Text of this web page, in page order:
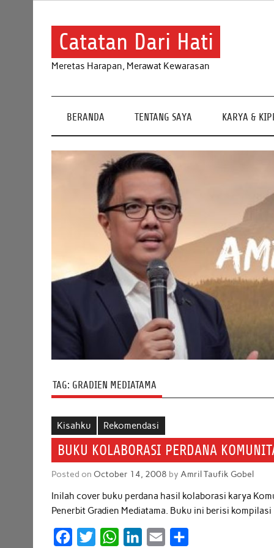
Catatan Dari Hati
Meretas Harapan, Merawat Kewarasan
BERANDA TENTANG SAYA KARYA &
TAG: GRADIEN MEDIATAMA
Kisahku Rekomendasi
BUKU KOLABORASI PERDANA
Posted on October 14, 2008 by Amril Taufik Gobel
Inilah cover buku perdana hasil kolaborasi karya
Penerbit Gradien Mediatama. Buku ini berisi
W